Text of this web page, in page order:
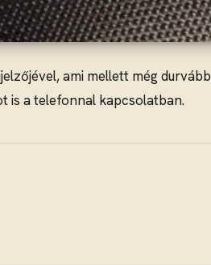
ami mellett még
is a telefonnal kapcsolatban.